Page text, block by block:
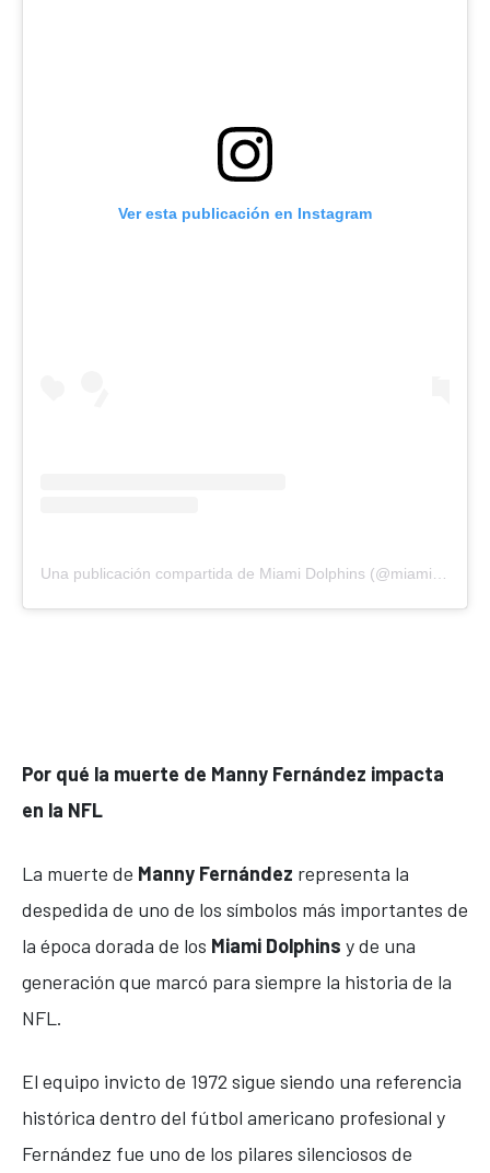
Ver esta publicación en Instagram
Por qué la muerte de Manny Fernández impacta
en la NFL
La muerte de Manny Fernández representa la
despedida de uno de los símbolos más importantes de
la época dorada de los Miami Dolphins y de una
generación que marcó para siempre la historia de la
NFL.
El equipo invicto de 1972 sigue siendo una referencia
histórica dentro del fútbol americano profesional y
Fernández fue uno de los pilares silenciosos de